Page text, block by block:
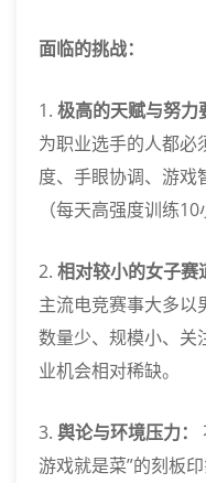
面临的挑战：
1. 极高的天赋与努力
为职业选手的人都必
度、手眼协调、游戏
（每天高强度训练10
2. 相对较小的女子赛
主流电竞赛事大多以
数量少、规模小、关
业机会相对稀缺。
3. 舆论与环境压力：
游戏就是菜”的刻板